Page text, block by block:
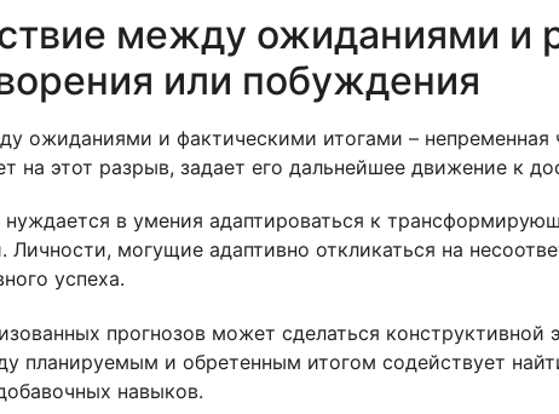
между ожиданиями и
или побуждения
ожиданиями и фактическими итогами – непременная
на этот разрыв, задает его дальнейшее движение к
нуждается в умения адаптироваться к
могущие адаптивно откликаться на
успеха.
прогнозов может сделаться конструктивной
планируемым и обретенным итогом содействует
навыков.